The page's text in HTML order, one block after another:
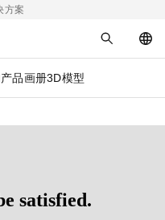
方案
产品画册3D模型